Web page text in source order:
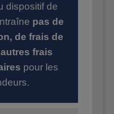
dispositif de
pas de
de frais de
frais
pour les